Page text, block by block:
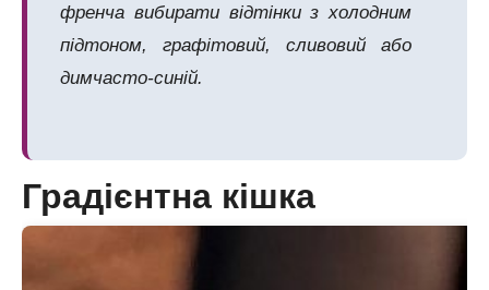
френча вибирати відтінки з холодним
підтоном, графітовий, сливовий або
димчасто-синій.
Градієнтна кішка